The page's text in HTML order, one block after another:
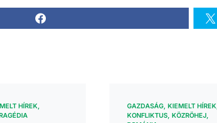
HÍREK
GAZDASÁG KIEMELT HÍREK
KONFLIKTUS KÖZRÖHEJ